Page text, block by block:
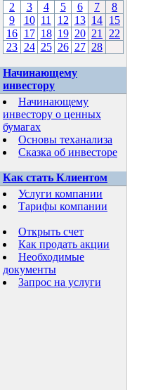
2
3 4 5 6 7
8
9
10 11 12 13 14 15
16 17 18 19 20 21
22
23 24 25 26 27 28
Начинающему
инвестору
Начинающему
инвестору о ценных
бумагах
Основы теханализа
Сказка об инвесторе
Как стать Клиентом
Услуги компании
Тарифы компании
Открыть счет
Как продать акции
Необходимые
документы
Запрос на услуги